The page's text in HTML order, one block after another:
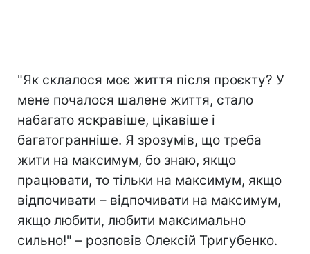
"Як склалося моє життя після проєкту? У
мене почалося шалене життя, стало
набагато яскравіше, цікавіше і
багатогранніше. Я зрозумів, що треба
жити на максимум, бо знаю, якщо
працювати, то тільки на максимум, якщо
відпочивати – відпочивати на максимум,
якщо любити, любити максимально
сильно!" – розповів Олексій Тригубенко.